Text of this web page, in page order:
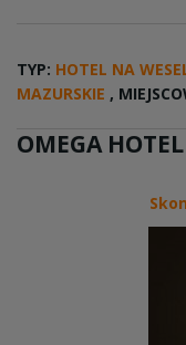
TYP: HOTEL NA
MAZURSKIE ,
OMEGA